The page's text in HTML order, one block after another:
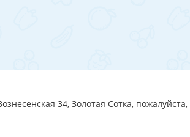
34, Золотая Сотка,